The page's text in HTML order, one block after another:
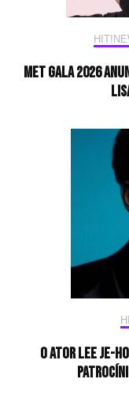
Met Gala 2026
O ator Lee Je-